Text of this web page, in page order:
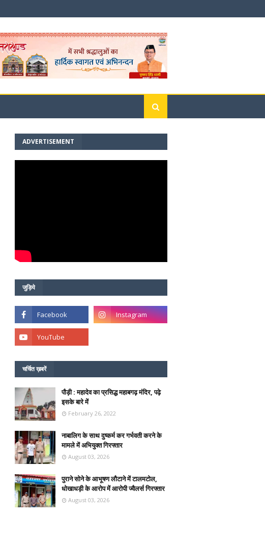
ADVERTISEMENT
जुड़िये
चर्चित ख़बरें
पौड़ी : महादेव का प्रसिद्ध महाबगढ़ मंदिर, पढ़े
इसके बारे में
February 26, 2022
नाबालिग के साथ दुष्कर्म कर गर्भवती करने के
मामले में अभियुक्त गिरफ्तार
August 03, 2026
पुराने सोने के आभूषण लौटाने में टालमटोल,
धोखाधड़ी के आरोप में आरोपी ज्वैलर्स गिरफ्तार
August 03, 2026